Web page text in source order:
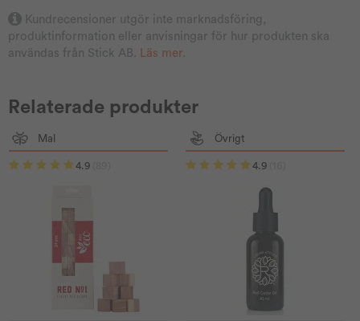
Kundrecensioner utgör inte marknadsföring,
produktinformation eller anvisningar för hur produkten ska
användas från Stick AB.
Läs mer
Relaterade produkter
Mal
4.9
Övrigt
4.9